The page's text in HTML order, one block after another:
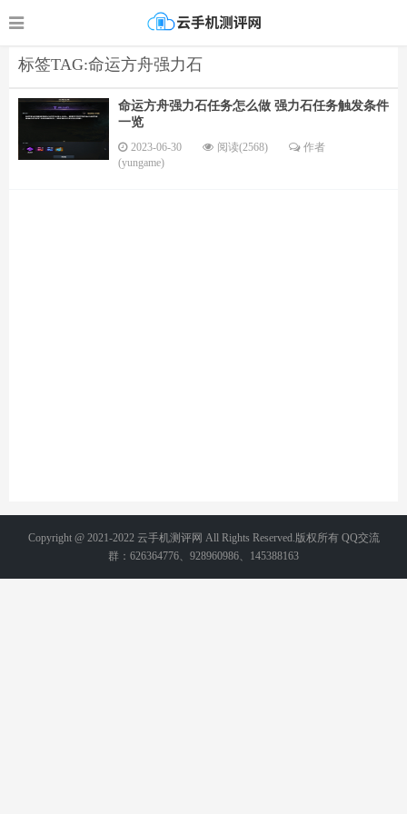
标签TAG:命运方舟强力石
命运方舟强力石任务怎么做 强力石任务触发条件
一览
2023-06-30 阅读(2568)
作者
(yungame)
Copyright @ 2021-2022 云手机测评网 All Rights Reserved.版权所有 QQ交流
群：626364776、928960986、145388163